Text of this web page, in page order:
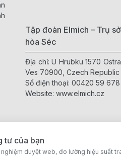
Tập đoàn Elmich – Trụ
hòa Séc
Địa chỉ: U Hrubku 1570
Ves 70900, Czech Republic
Số điện thoại: 00420 59
Website: www.elmich.cz
tư của bạn
duyệt web, đo lường hiệu suất